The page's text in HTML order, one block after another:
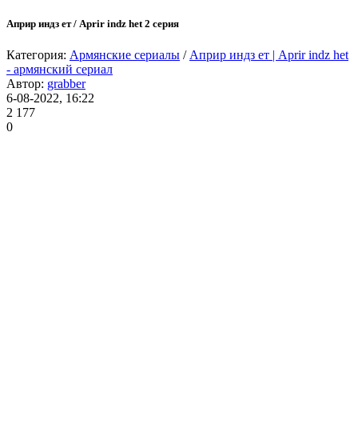
Априр индз ет / Aprir indz het 2 серия
Категория: Армянские сериалы / Априр индз ет | Aprir indz het
- армянский сериал
Автор: grabber
6-08-2022, 16:22
2 177
0